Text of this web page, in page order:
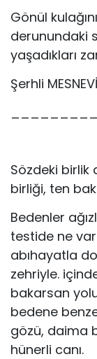
Gönül
derunundaki
yaşadıkları
Şerhli
Sözdeki birlik
birliği, ten
Bedenler
testide ne
abıhayatla
zehriyle.
bakarsan
bedene
gözü, daima
hünerli canı.